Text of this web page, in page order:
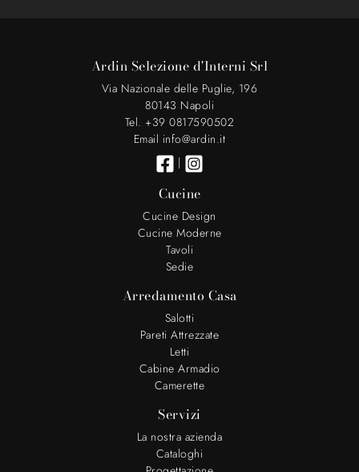
Ardin Selezione d'Interni Srl
Via Nazionale delle Puglie, 196
80143 Napoli
Tel. +39 0817590502
Email info@ardin.it
|
Cucine
Cucine Design
Cucine Moderne
Tavoli
Sedie
Arredamento Casa
Salotti
Pareti Attrezzate
Letti
Cabine Armadio
Camerette
Servizi
La nostra azienda
Cataloghi